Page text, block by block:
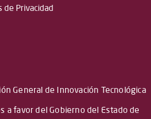
de Privacidad
General de Innovación Tecnológica
a favor del Gobierno del Estado de